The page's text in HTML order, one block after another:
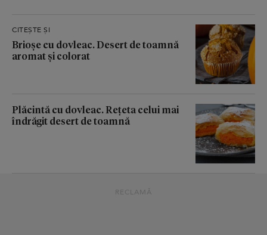
CITEȘTE ȘI
Brioșe cu dovleac. Desert de toamnă
aromat și colorat
Plăcintă cu dovleac. Rețeta celui mai
îndrăgit desert de toamnă
RECLAMĂ